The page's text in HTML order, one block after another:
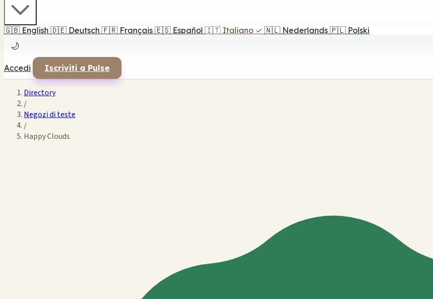
🇬🇧 English 🇩🇪 Deutsch 🇫🇷 Français 🇪🇸 Español 🇮🇹 Italiano ✓ 🇳🇱 Nederlands 🇵🇱 Polski
🌙
Accedi Iscriviti a Pulse
Directory
/
Negozi di teste
/
Happy Clouds